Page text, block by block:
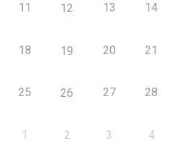
11 12 13 14
18 19 20 21
25 26 27 28
1 2 3 4